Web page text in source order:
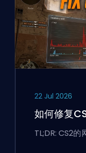
22 Jul 2026
如何修复
TL;DR: CS2